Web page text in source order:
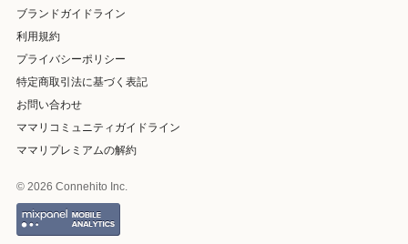
ブランドガイドライン
利用規約
プライバシーポリシー
特定商取引法に基づく表記
お問い合わせ
ママリコミュニティガイドライン
ママリプレミアムの解約
© 2026 Connehito Inc.